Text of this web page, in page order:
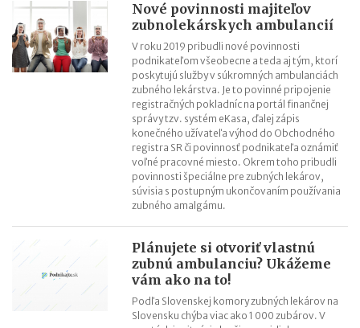
Nové povinnosti majiteľov
zubnolekárskych ambulancií
V roku 2019 pribudli nové povinnosti
podnikateľom všeobecne a teda aj tým, ktorí
poskytujú služby v súkromných ambulanciách
zubného lekárstva. Je to povinné pripojenie
registračných pokladníc na portál finančnej
správy tzv. systém eKasa, ďalej zápis
konečného užívateľa výhod do Obchodného
registra SR či povinnosť podnikateľa oznámiť
voľné pracovné miesto. Okrem toho pribudli
povinnosti špeciálne pre zubných lekárov,
súvisia s postupným ukončovaním používania
zubného amalgámu.
Plánujete si otvoriť vlastnú
zubnú ambulanciu? Ukážeme
vám ako na to!
Podľa Slovenskej komory zubných lekárov na
Slovensku chýba viac ako 1 000 zubárov. V